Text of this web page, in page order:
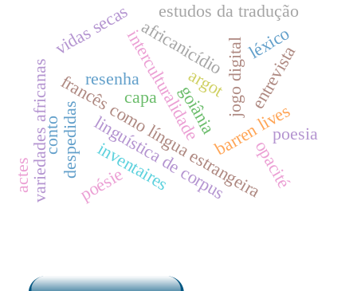
francês como língua estrangeira
interculturalidade
variedades africanas
africanicídio
goiânia
linguística de corpus
vidas secas
barren lives
estudos da tradução
resenha jogo digital
despedidas
entrevista
inventaires
poésie opacité
argot
léxico
poesia
capa
conto
actes